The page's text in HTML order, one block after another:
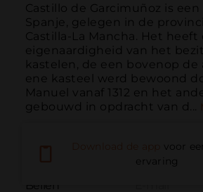
Castillo de Garcimuñoz is
Spanje, gelegen in de
Castilla-La Mancha. Het heeft
eigenaardigheid van het
kastelen, de een bovenop de
ene kasteel werd bewoond
Manuel vanaf 1312 en het
gebouwd in opdracht van d...
Bellen
voor
ervaring